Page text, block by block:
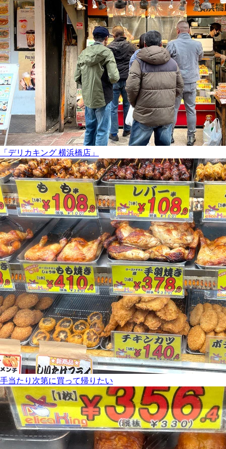
「デリカキング 横浜橋店」
手当たり次第に買って帰りたい